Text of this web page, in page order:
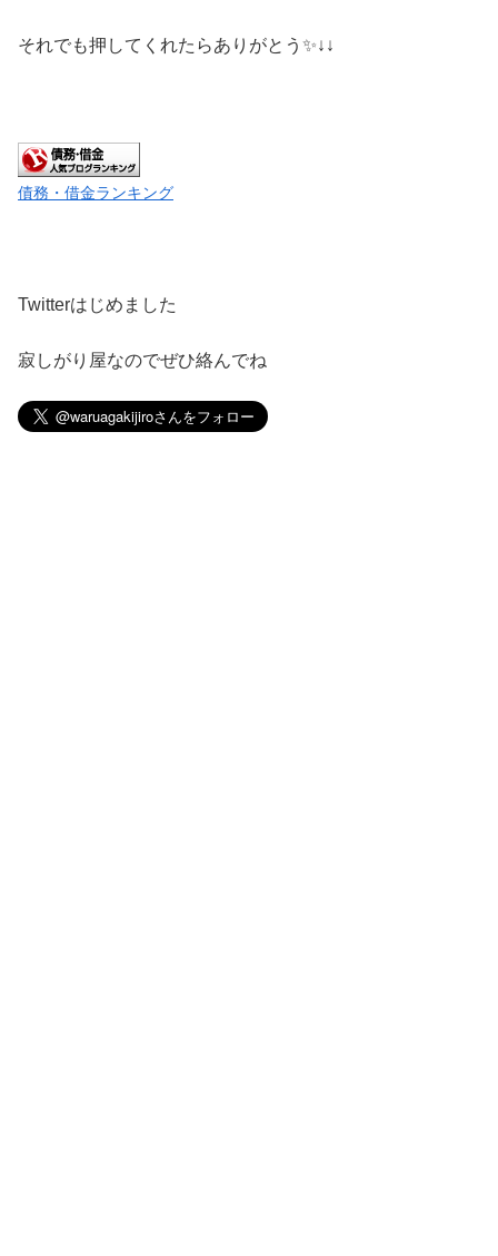
それでも押してくれたらありがとう✨↓↓
債務・借金ランキング
Twitterはじめました
寂しがり屋なのでぜひ絡んでね